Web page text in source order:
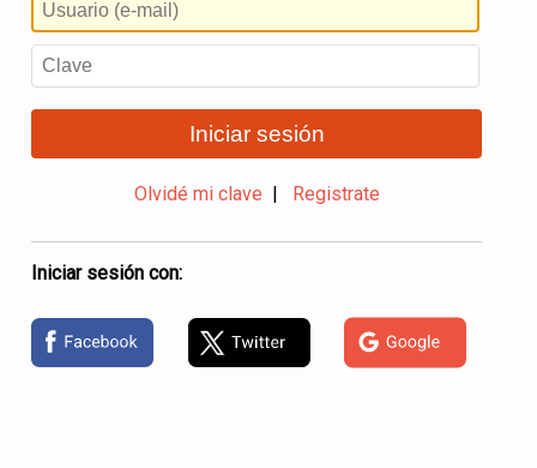
Iniciar sesión
Olvidé mi clave Registrate
Iniciar sesión con: